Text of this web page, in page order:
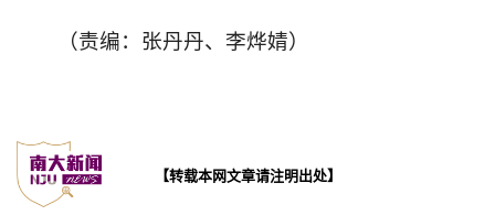
（责编：张丹丹、李烨婧）
【转载本网文章请注明出处】